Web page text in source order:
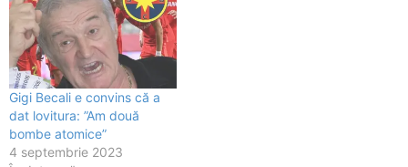
Gigi Becali e convins că a
dat lovitura: ”Am două
bombe atomice”
4 septembrie 2023